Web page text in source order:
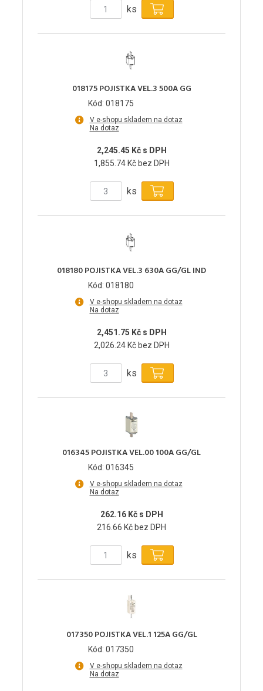
ks
018175 POJISTKA VEL.3 500A GG
Kód: 018175
V e-shopu skladem na dotaz
Na dotaz
2,245.45 Kč s DPH
1,855.74 Kč bez DPH
ks
018180 POJISTKA VEL.3 630A GG/GL IND
Kód: 018180
V e-shopu skladem na dotaz
Na dotaz
2,451.75 Kč s DPH
2,026.24 Kč bez DPH
ks
016345 POJISTKA VEL.00 100A GG/GL
Kód: 016345
V e-shopu skladem na dotaz
Na dotaz
262.16 Kč s DPH
216.66 Kč bez DPH
ks
017350 POJISTKA VEL.1 125A GG/GL
Kód: 017350
V e-shopu skladem na dotaz
Na dotaz